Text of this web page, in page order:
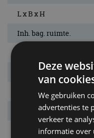
L x B x H
Inh. bag. ruimte.
Wielbasis
Max. aanh. gew.
Tankinhoud
Deze
van
We gebruiken
advertenties te
verkeer te
informatie over